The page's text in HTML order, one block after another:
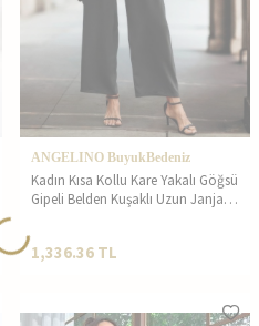
ANGELINO BuyukBedeniz
Kadın Kısa Kollu Kare Yakalı Göğsü
Gipeli Belden Kuşaklı Uzun Janjan
1,336.36 TL